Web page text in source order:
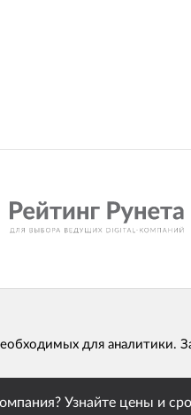
Узнайте цены и
для аналитики.